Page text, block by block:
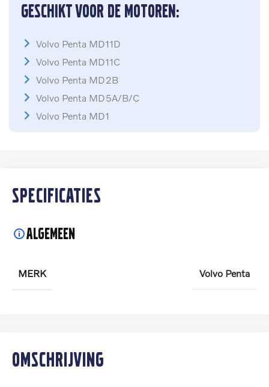
Geschikt voor de motoren:
Volvo Penta MD11D
Volvo Penta MD11C
Volvo Penta MD2B
Volvo Penta MD5A/B/C
Volvo Penta MD1
Omschrijving
Specificaties
Algemeen
MERK Volvo Penta